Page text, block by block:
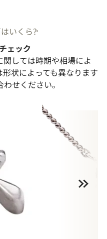
いくら?
ェック
しては時期や相場によ
状によっても異なります
せください。